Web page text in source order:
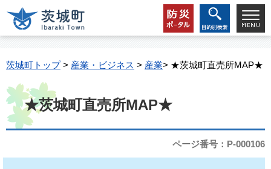
茨城町トップ> 産業・ビジネス > 産業> ★茨城町直売所MAP★
★茨城町直売所MAP★
ページ番号：P-000106